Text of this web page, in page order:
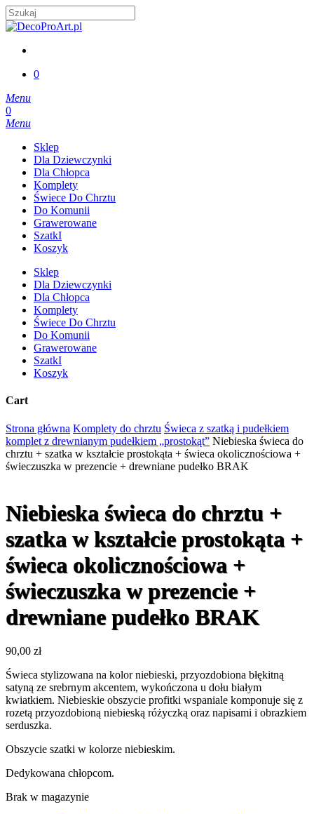
Skip
to
content
Close
0
Menu
account
0
Menu
Sklep
Dla Dziewczynki
Dla Chłopca
Komplety
Świece Do Chrztu
Do Komunii
Grawerowane
SzatkI
Koszyk
Sklep
Dla Dziewczynki
Dla Chłopca
Komplety
Świece Do Chrztu
Do Komunii
Grawerowane
SzatkI
Koszyk
Cart
Close
Cart
Strona główna Komplety do chrztu Świeca z szatką i pudełkiem
komplet z drewnianym pudełkiem „prostokąt” Niebieska świeca do
chrztu + szatka w kształcie prostokąta + świeca okolicznościowa +
świeczuszka w prezencie + drewniane pudełko BRAK
Niebieska świeca do chrztu +
szatka w kształcie prostokąta +
świeca okolicznościowa +
świeczuszka w prezencie +
drewniane pudełko BRAK
90,00 zł
Świeca stylizowana na kolor niebieski, przyozdobiona błękitną
satyną ze srebrnym akcentem, wykończona u dołu białym
kwiatkiem. Niebieskie obszycie profitki wspaniale komponuje się z
rozetą przyozdobioną niebieską różyczką oraz napisami i obrazkiem
serduszka.
Obszycie szatki w kolorze niebieskim.
Dedykowana chłopcom.
Brak w magazynie